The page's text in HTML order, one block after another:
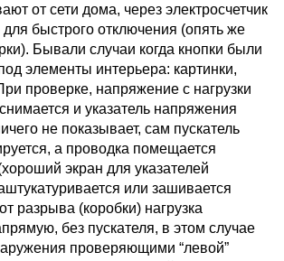
от сети дома, через электросчетчик
быстрого отключения (опять же
Бывали случаи когда кнопки были
элементы интерьера: картинки,
проверке, напряжение с нагрузки
и указатель напряжения
не показывает, сам пускатель
а проводка помещается
экран для указателей
или зашивается
разрыва (коробки) нагрузка
без пускателя, в этом случае
проверяющими “левой”